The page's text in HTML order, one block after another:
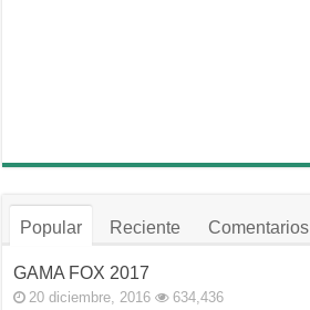
Popular Reciente Comentarios
GAMA FOX 2017
20 diciembre, 2016 634,436